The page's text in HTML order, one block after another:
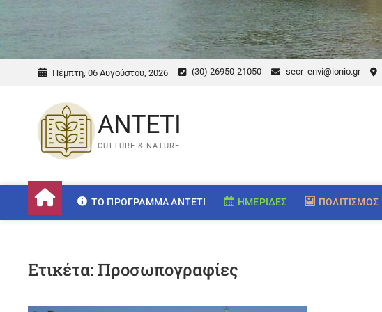
Πέμπτη, 06 Αυγούστου, 2026 (30) 26950-21050 secr_envi@ionio.gr
ANTETI
CULTURE & NATURE
ΤΟ ΠΡΌΓΡΑΜΜΑ ANTETI ΗΜΕΡΊΔΕΣ ΠΟΛΙΤΙΣΜΌΣ
Ετικέτα:Προσωπογραφίες